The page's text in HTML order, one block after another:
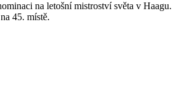
na letošní mistroství světa v Haagu.
45. místě.